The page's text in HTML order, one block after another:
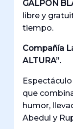
GALPÓN
libre y
tiempo.
Compañía
ALTURA”.
que
humor,
Abedul y